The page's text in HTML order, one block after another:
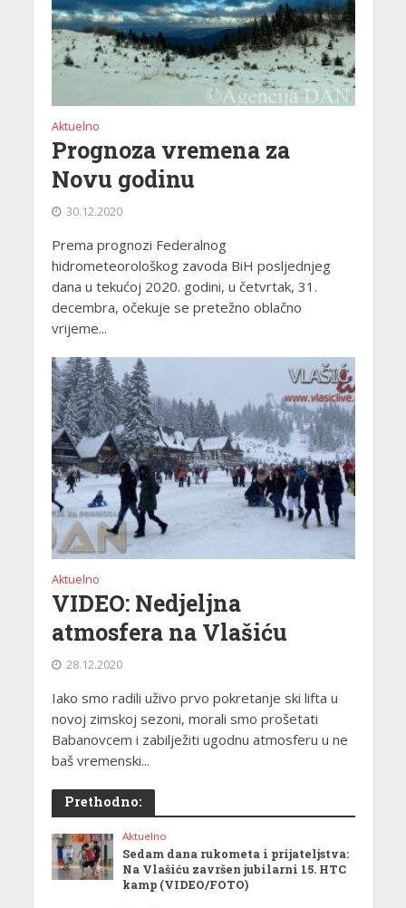
Aktuelno
Prognoza vremena za
Novu godinu
30.12.2020
Prema prognozi Federalnog
hidrometeorološkog zavoda BiH posljednjeg
dana u tekućoj 2020. godini, u četvrtak, 31.
decembra, očekuje se pretežno oblačno
vrijeme...
Aktuelno
VIDEO: Nedjeljna
atmosfera na Vlašiću
28.12.2020
Iako smo radili uživo prvo pokretanje ski lifta u
novoj zimskoj sezoni, morali smo prošetati
Babanovcem i zabilježiti ugodnu atmosferu u ne
baš vremenski...
Prethodno:
Aktuelno
Sedam dana rukometa i prijateljstva:
Na Vlašiću završen jubilarni 15. HTC
kamp (VIDEO/FOTO)